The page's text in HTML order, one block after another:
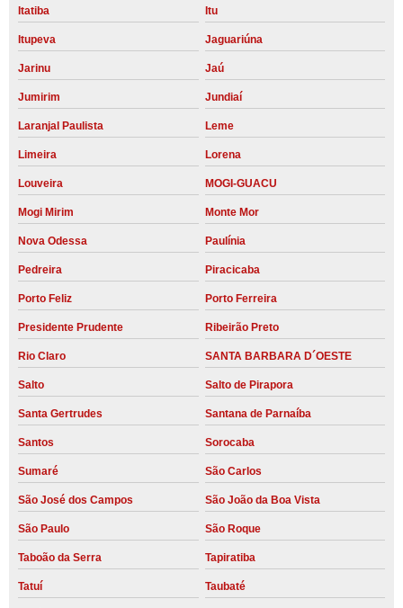
Itatiba Itu
Itupeva Jaguariúna
Jarinu Jaú
Jumirim Jundiaí
Laranjal Paulista Leme
Limeira Lorena
Louveira MOGI-GUACU
Mogi Mirim Monte Mor
Nova Odessa Paulínia
Pedreira Piracicaba
Porto Feliz Porto Ferreira
Presidente Prudente Ribeirão Preto
Rio Claro SANTA BARBARA D´OESTE
Salto Salto de Pirapora
Santa Gertrudes Santana de Parnaíba
Santos Sorocaba
Sumaré São Carlos
São José dos Campos São João da Boa Vista
São Paulo São Roque
Taboão da Serra Tapiratiba
Tatuí Taubaté